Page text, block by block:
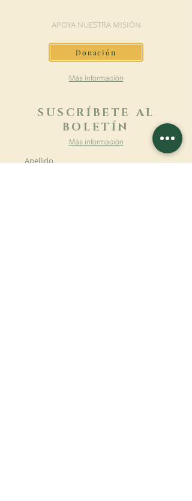
APOYA NUESTRA MISIÓN
Donación
Más información
SUSCRÍBETE AL
BOLETÍN
Más información
Apellido